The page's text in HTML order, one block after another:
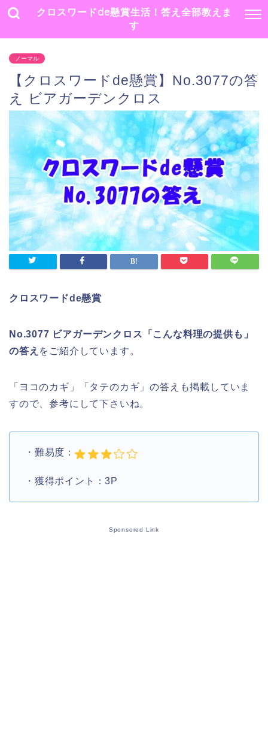
クロスワードde懸賞生活！答え全部教えま
す
ノーマル
【クロスワードde懸賞】No.3077の答
え ビアガーデンクロス
クロスワードde懸賞
No.3077 ビアガーデンクロス「こんな料理の提供も」
の答え をご紹介しています。
「ヨコのカギ」「タテのカギ」の答えも掲載していま
すので、参考にして下さいね。
・難易度：
・獲得ポイント：3P
Sponsored Link